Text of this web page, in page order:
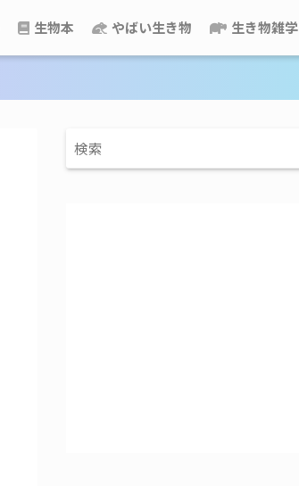
生物本 やばい生き物 生き物雑学